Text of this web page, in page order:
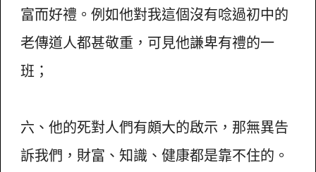
富而好禮。例如他對我這個沒有唸過初中的
老傳道人都甚敬重，可見他謙卑有禮的一
班；
六、他的死對人們有頗大的啟示，那無異告
訴我們，財富、知識、健康都是靠不住的。